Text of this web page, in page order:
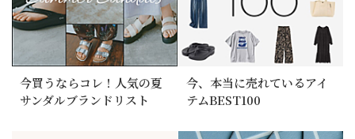
今買うならコレ！人気の夏
サンダルブランドリスト
今、本当に売れているアイ
テムBEST100